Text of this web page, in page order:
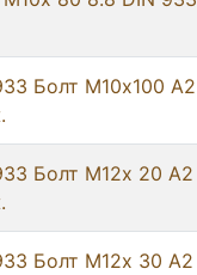
Болт М10х100 А2
Болт М12х 20 А2
Болт М12х 30 А2